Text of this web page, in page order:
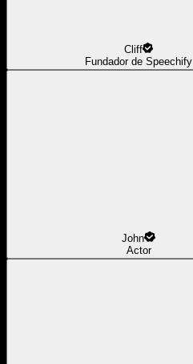
Cliff
Fundador de Speechify
John
Actor